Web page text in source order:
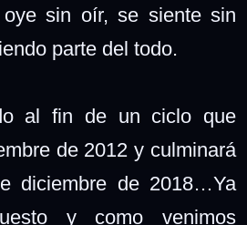
sin oír, se siente sin
parte del todo.
al fin de un ciclo que
de 2012 y culminará
diciembre de 2018…Ya
y como venimos